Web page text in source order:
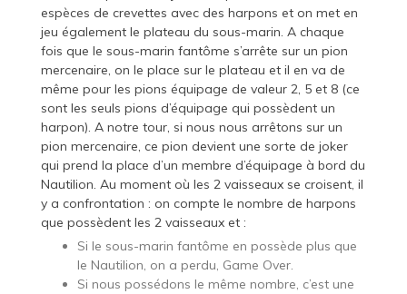
espèces de crevettes avec des harpons et on met en
jeu également le plateau du sous-marin. A chaque
fois que le sous-marin fantôme s’arrête sur un pion
mercenaire, on le place sur le plateau et il en va de
même pour les pions équipage de valeur 2, 5 et 8 (ce
sont les seuls pions d’équipage qui possèdent un
harpon). A notre tour, si nous nous arrêtons sur un
pion mercenaire, ce pion devient une sorte de joker
qui prend la place d’un membre d’équipage à bord du
Nautilion. Au moment où les 2 vaisseaux se croisent, il
y a confrontation : on compte le nombre de harpons
que possèdent les 2 vaisseaux et :
Si le sous-marin fantôme en possède plus que
le Nautilion, on a perdu, Game Over.
Si nous possédons le même nombre, c’est une